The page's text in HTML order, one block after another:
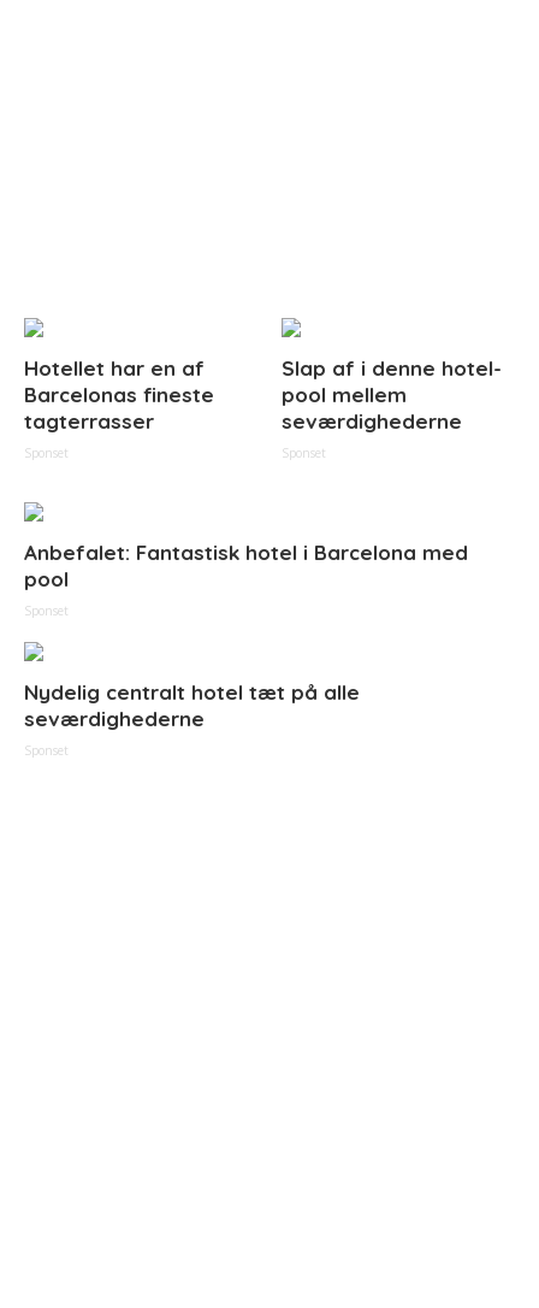
Hotellet har en af
Barcelonas fineste
tagterrasser
Sponset
Slap af i denne hotel-
pool mellem
seværdighederne
Sponset
Anbefalet: Fantastisk hotel i Barcelona med
pool
Sponset
Nydelig centralt hotel tæt på alle
seværdighederne
Sponset